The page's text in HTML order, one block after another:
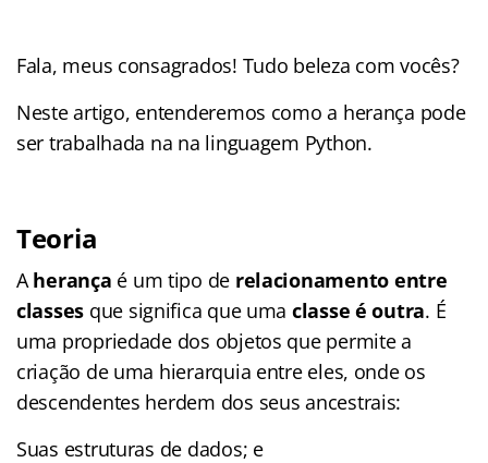
Fala, meus consagrados! Tudo beleza com vocês?
Neste artigo, entenderemos como a herança pode
ser trabalhada na na linguagem Python.
Teoria
Aherança é um tipo de relacionamento entre
classes que significa que uma classe é outra. É
uma propriedade dos objetos que permite a
criação de uma hierarquia entre eles, onde os
descendentes herdem dos seus ancestrais:
Suas estruturas de dados; e